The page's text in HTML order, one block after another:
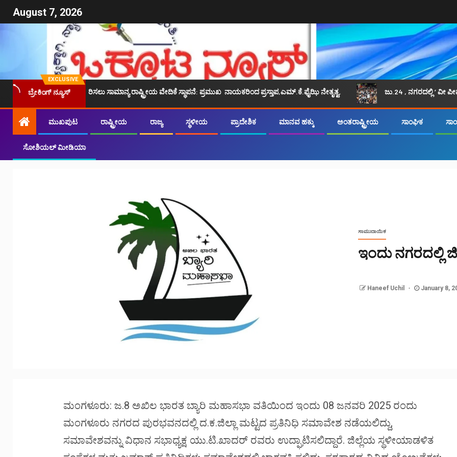
August 7, 2026
EXCLUSIVE
ಬ್ರೇಕಿಂಗ್ ನ್ಯೂಸ್
ಪರಿಹರಿಸಲು ಸಾಮಾನ್ಯ ರಾಷ್ಟ್ರೀಯ ವೇದಿಕೆ ಸ್ಥಾಪನೆ: ಪ್ರಮುಖ ನಾಯಕರಿಂದ ಪ್ರಸ್ತಾಪ,ಎಮ್.ಕೆ.ಫೈಝಿ ನೇತೃತ್ವ. ಜು.24 , ನಗರದಲ್ಲಿ ‘ ವೀ ಪೀಪಲ್ ಆಫ್
ಮುಖಪುಟ ರಾಷ್ಟ್ರೀಯ ರಾಜ್ಯ ಸ್ಥಳೀಯ ಪ್ರಾದೇಶಿಕ ಮಾನವ ಹಕ್ಕು ಅಂತರಾಷ್ಟ್ರೀಯ ಸಾಂಘಿಕ
ಸೋಶಿಯಲ್ ಮೀಡಿಯಾ
ಸಾಮುದಾಯಿಕ
ಇಂದು ನಗರದಲ್ಲಿ
Haneef Uchil January 8,
ಮಂಗಳೂರು: ಜ.8 ಅಖಿಲ ಭಾರತ ಬ್ಯಾರಿ ಮಹಾಸಭಾ ವತಿಯಿಂದ ಇಂದು 08 ಜನವರಿ 2025 ರಂದು
ಮಂಗಳೂರು ನಗರದ ಪುರಭವನದಲ್ಲಿ ದ.ಕ.ಜಿಲ್ಲಾ ಮಟ್ಟದ ಪ್ರತಿನಿಧಿ ಸಮಾವೇಶ ನಡೆಯಲಿದ್ದು,
ಸಮಾವೇಶವನ್ನು ವಿಧಾನ ಸಭಾಧ್ಯಕ್ಷ ಯು.ಟಿ.ಖಾದರ್ ರವರು ಉದ್ಘಾಟಿಸಲಿದ್ದಾರೆ. ಜಿಲ್ಲೆಯ ಸ್ಥಳೀಯಾಡಳಿತ